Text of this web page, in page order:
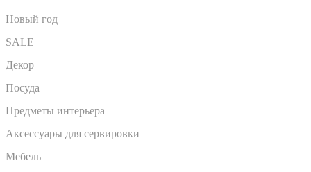
Новый год
SALE
Декор
Посуда
Предметы интерьера
Аксессуары для сервировки
Мебель